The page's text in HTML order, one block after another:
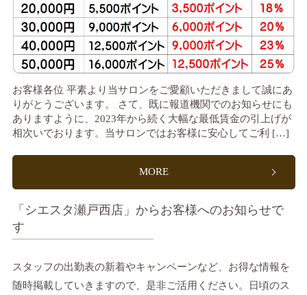
お客様各位 平素より当サロンをご愛顧いただきまして誠にあ
りがとうございます。 さて、既に報道機関でのお知らせにも
ありますように、2023年から続く大幅な最低賃金の引上げが
相次いでおります。当サロンではお客様に安心してご利 […]
MORE
「シエスタ瀬戸西店」からお客様へのお知らせで
す
スタッフの出勤表の新着やキャンペーンなど、お得な情報を
随時掲載していきますので、是非ご活用ください。日頃のス